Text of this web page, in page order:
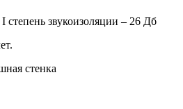
I степень звукоизоляции – 26 Дб
стенка